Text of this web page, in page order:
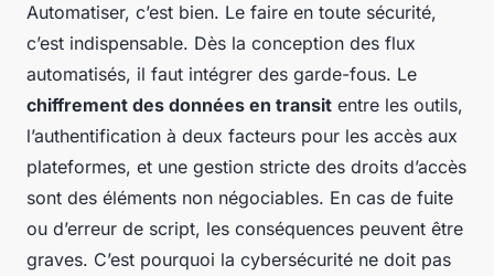
Automatiser, c’est bien. Le faire en toute sécurité,
c’est indispensable. Dès la conception des flux
automatisés, il faut intégrer des garde-fous. Le
chiffrement des données en transit entre les outils,
l’authentification à deux facteurs pour les accès aux
plateformes, et une gestion stricte des droits d’accès
sont des éléments non négociables. En cas de fuite
ou d’erreur de script, les conséquences peuvent être
graves. C’est pourquoi la cybersécurité ne doit pas